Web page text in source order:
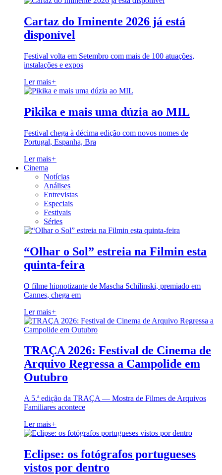
Cartaz do Iminente 2026 já está
disponível
Festival volta em Setembro com mais de 100 atuações,
instalações e expos
Ler mais+
Pikika e mais uma dúzia ao MIL
Festival chega à décima edição com novos nomes de
Portugal, Espanha, Bra
Ler mais+
Cinema
Notícias
Análises
Entrevistas
Especiais
Festivais
Séries
“Olhar o Sol” estreia na Filmin esta
quinta-feira
O filme hipnotizante de Mascha Schilinski, premiado em
Cannes, chega em
Ler mais+
TRAÇA 2026: Festival de Cinema de
Arquivo Regressa a Campolide em
Outubro
A 5.ª edição da TRAÇA — Mostra de Filmes de Arquivos
Familiares acontece
Ler mais+
Eclipse: os fotógrafos portugueses
vistos por dentro